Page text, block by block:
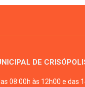
DE
08:00h às 12h00 e das